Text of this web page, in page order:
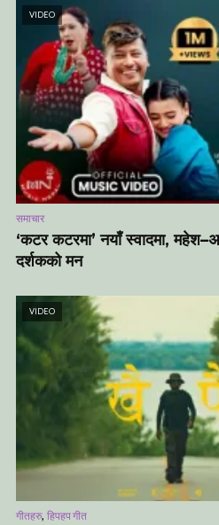
VIDEO
समाचार
‘कटर कटरमा’ नयाँ स्वादमा,
दर्शकको मन
VIDEO
गीतहरु, हिपहप गीत